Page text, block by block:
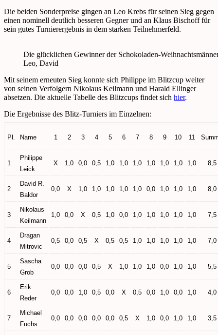
Die beiden Sonderpreise gingen an Leo Krebs für seinen Sieg gegen
einen nominell deutlich besseren Gegner und an Klaus Bischoff für
sein gutes Turnierergebnis in dem starken Teilnehmerfeld.
Die glücklichen Gewinner der Schokoladen-
Leo, David
Mit seinem erneuten Sieg konnte sich Philippe im Blitzcup weiter
von seinen Verfolgern Nikolaus Keilmann und Harald Ellinger
absetzen. Die aktuelle Tabelle des Blitzcups findet sich hier.
Die Ergebnisse des Blitz-Turniers im Einzelnen:
Pl. Name 1 2 3 4 5 6 7 8 9 10 11
1
Philippe
Leick
X 1,0 0,0 0,5 1,0 1,0 1,0 1,0 1,0 1,0 1,0 8,5
2
David R.
Baldor
0,0 X 1,0 1,0 1,0 1,0 1,0 0,0 1,0 1,0 1,0 8,0
3
Nikolaus
Keilmann
1,0 0,0 X 0,5 1,0 0,0 1,0 1,0 1,0 1,0 1,0 7,5
4
Dragan
Mitrovic
0,5 0,0 0,5 X 0,5 0,5 1,0 1,0 1,0 1,0 1,0 7,0
5
Sascha
Grob
0,0 0,0 0,0 0,5 X 1,0 1,0 1,0 0,0 1,0 1,0 5,5
6
Erik
Reder
0,0 0,0 1,0 0,5 0,0 X 0,5 0,0 1,0 0,0 1,0 4,0
7
Michael
Fuchs
0,0 0,0 0,0 0,0 0,0 0,5 X 1,0 0,0 1,0 1,0 3,5